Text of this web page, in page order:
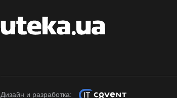
Дизайн и разработка: